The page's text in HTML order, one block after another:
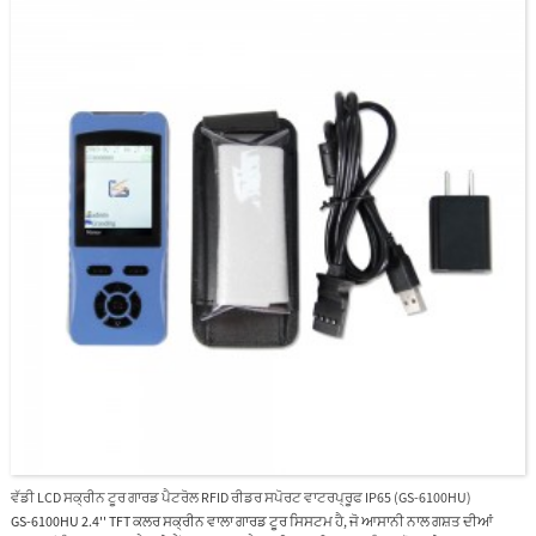
ਵੱਡੀ LCD ਸਕ੍ਰੀਨ ਟੂਰ ਗਾਰਡ ਪੈਟਰੋਲ RFID ਰੀਡਰ ਸਪੋਰਟ ਵਾਟਰਪ੍ਰੂਫ IP65 (GS-6100HU)
GS-6100HU 2.4'' TFT ਕਲਰ ਸਕ੍ਰੀਨ ਵਾਲਾ ਗਾਰਡ ਟੂਰ ਸਿਸਟਮ ਹੈ, ਜੋ ਆਸਾਨੀ ਨਾਲ ਗਸ਼ਤ ਦੀਆਂ